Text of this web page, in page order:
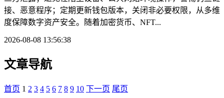
接、恶意程序；定期更新钱包版本，关闭非必要权限，从多维
度保障数字资产安全。随着加密货币、NFT...
2026-08-08 13:56:38
文章导航
首页 1 2 3 4 5 6 7 8 9 10 下一页 尾页